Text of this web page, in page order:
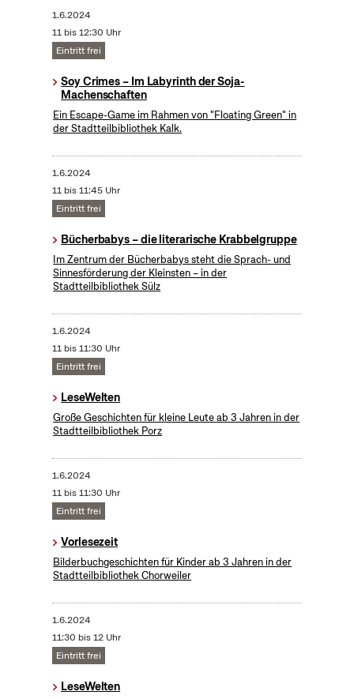
1.6.2024
11 bis 12:30 Uhr
Eintritt frei
Soy Crimes – Im Labyrinth der Soja-
Machenschaften
Ein Escape-Game im Rahmen von "Floating Green" in
der Stadtteilbibliothek Kalk.
1.6.2024
11 bis 11:45 Uhr
Eintritt frei
Bücherbabys – die literarische Krabbelgruppe
Im Zentrum der Bücherbabys steht die Sprach- und
Sinnesförderung der Kleinsten – in der
Stadtteilbibliothek Sülz
1.6.2024
11 bis 11:30 Uhr
Eintritt frei
LeseWelten
Große Geschichten für kleine Leute ab 3 Jahren in der
Stadtteilbibliothek Porz
1.6.2024
11 bis 11:30 Uhr
Eintritt frei
Vorlesezeit
Bilderbuchgeschichten für Kinder ab 3 Jahren in der
Stadtteilbibliothek Chorweiler
1.6.2024
11:30 bis 12 Uhr
Eintritt frei
LeseWelten